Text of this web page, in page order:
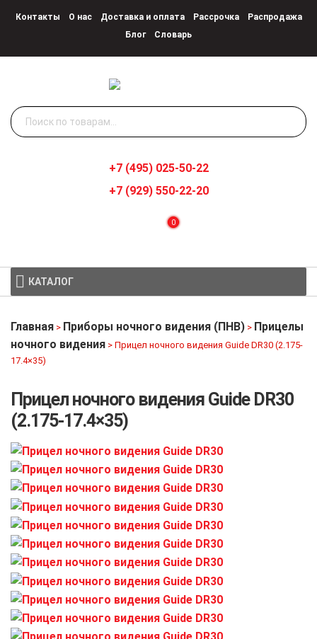
Контакты О нас Доставка и оплата Рассрочка
Распродажа
Блог
Словарь
Искать:
0
+7 (495) 025-50-22
+7 (929) 550-22-20
КАТАЛОГ
Главная > Приборы ночного видения (ПНВ) > Прицелы
ночного видения > Прицел ночного видения Guide DR30 (2.175-
17.4×35)
Прицел ночного видения Guide DR30
(2.175-17.4×35)